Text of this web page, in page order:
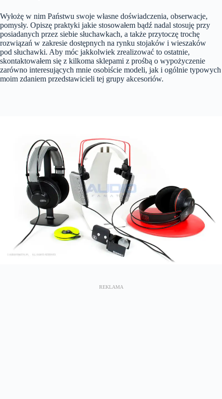
Wyłożę w nim Państwu swoje własne doświadczenia, obserwacje,
pomysły. Opiszę praktyki jakie stosowałem bądź nadal stosuję przy
posiadanych przez siebie słuchawkach, a także przytoczę trochę
rozwiązań w zakresie dostępnych na rynku stojaków i wieszaków
pod słuchawki. Aby móc jakkolwiek zrealizować to ostatnie,
skontaktowałem się z kilkoma sklepami z prośbą o wypożyczenie
zarówno interesujących mnie osobiście modeli, jak i ogólnie typowych
moim zdaniem przedstawicieli tej grupy akcesoriów.